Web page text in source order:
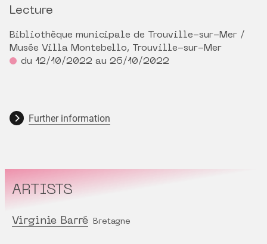
Lecture
Bibliothèque municipale de Trouville-sur-Mer /
Musée Villa Montebello, Trouville-sur-Mer
du 12/10/2022 au 26/10/2022
Further information
ARTISTS
Virginie Barré Bretagne